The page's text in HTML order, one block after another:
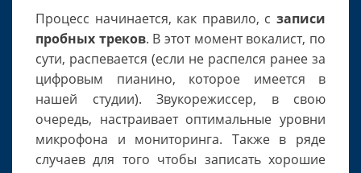
Процесс начинается, как правило, с записи
пробных треков. В этот момент вокалист, по
сути, распевается (если не распелся ранее за
цифровым пианино, которое имеется в
нашей студии). Звукорежиссер, в свою
очередь, настраивает оптимальные уровни
микрофона и мониторинга. Также в ряде
случаев для того чтобы записать хорошие